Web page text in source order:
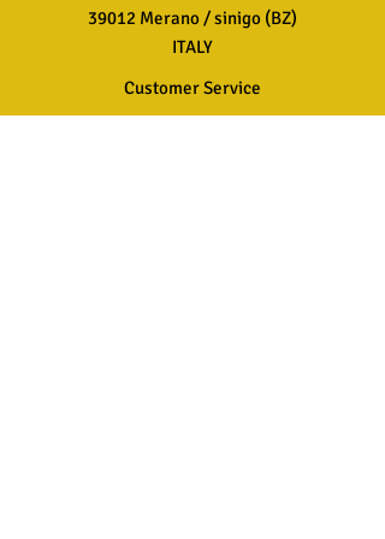
39012 Merano / sinigo (BZ)
ITALY
Customer Service